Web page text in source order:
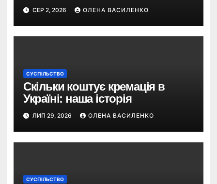
СЕР 2, 2026 ОЛЕНА ВАСИЛЕНКО
СУСПІЛЬСТВО
Скільки коштує кремація в
Україні: наша історія
ЛИП 29, 2026 ОЛЕНА ВАСИЛЕНКО
СУСПІЛЬСТВО